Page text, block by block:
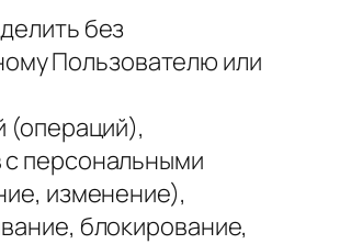
без
Пользователю или
(операций),
с персональными
изменение),
блокирование,